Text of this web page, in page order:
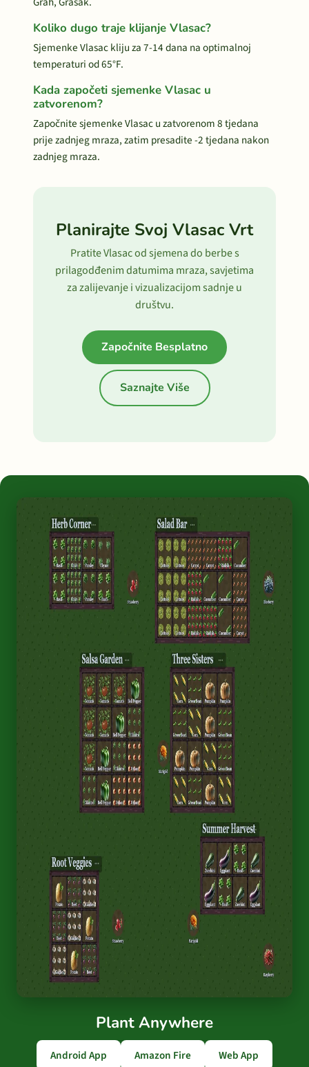
Koliko dugo traje klijanje Vlasac?
Sjemenke Vlasac kliju za 7-14 dana na optimalnoj
temperaturi od 65°F.
Kada započeti sjemenke Vlasac u
zatvorenom?
Započnite sjemenke Vlasac u zatvorenom 8 tjedana
prije zadnjeg mraza, zatim presadite -2 tjedana nakon
zadnjeg mraza.
Planirajte Svoj Vlasac Vrt
Pratite Vlasac od sjemena do berbe s
prilagodđenim datumima mraza, savjetima
za zalijevanje i vizualizacijom sadnje u
društvu.
Započnite Besplatno
Saznajte Više
Plant Anywhere
Android App Amazon Fire Web App